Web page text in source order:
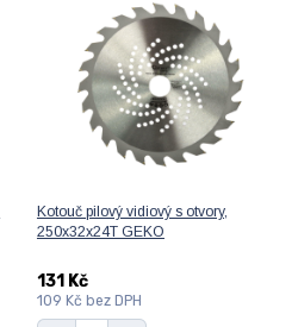
Kotouč pilový vidiový s otvory,
250x32x24T GEKO
131 Kč
109 Kč bez DPH